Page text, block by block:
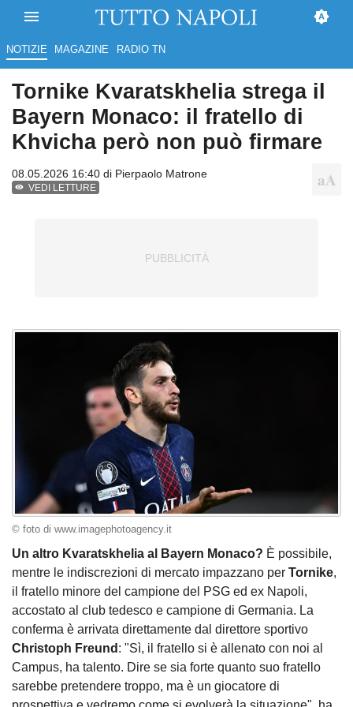
NOTIZIE MAGAZINE RADIO TN
Tornike Kvaratskhelia strega il
Bayern Monaco: il fratello di
Khvicha però non può firmare
08.05.2026 16:40 di Pierpaolo Matrone
VEDI LETTURE
© foto di www.imagephotoagency.it
Un altro Kvaratskhelia al Bayern Monaco? È possibile,
mentre le indiscrezioni di mercato impazzano per Tornike,
il fratello minore del campione del PSG ed ex Napoli,
accostato al club tedesco e campione di Germania. La
conferma è arrivata direttamente dal direttore sportivo
Christoph Freund : "Sì, il fratello si è allenato con noi al
Campus, ha talento. Dire se sia forte quanto suo fratello
sarebbe pretendere troppo, ma è un giocatore di